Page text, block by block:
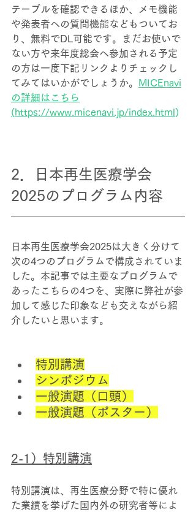
テーブルを確認できるほか、メモ機能
や発表者への質問機能などもついてお
り、無料でDL 可能です。まだお使いで
ない方や来年度総会へ参加される予定
の方は一度下記リンクよりチェックし
てみてはいかがでしょうか。
MICEnavi
の詳細はこちら
(https://www.micenavi.jp/index.html)
2． 日本再生医療学会
2025のプログラム内容
日本再生医療学会2025は大きく分けて
次の4つのプログラムで構成されていま
した。本記事では主要なプログラムで
あったこちらの4つを、実際に弊社が参
加して感じた印象なども交えながら紹
介したいと思います。
特別講演
シンポジウム
一般演題（口頭）
一般演題（ポスター）
2-1）特別講演
特別講演は、再生医療分野で特に優れ
た業績を挙げた国内外の研究者等によ